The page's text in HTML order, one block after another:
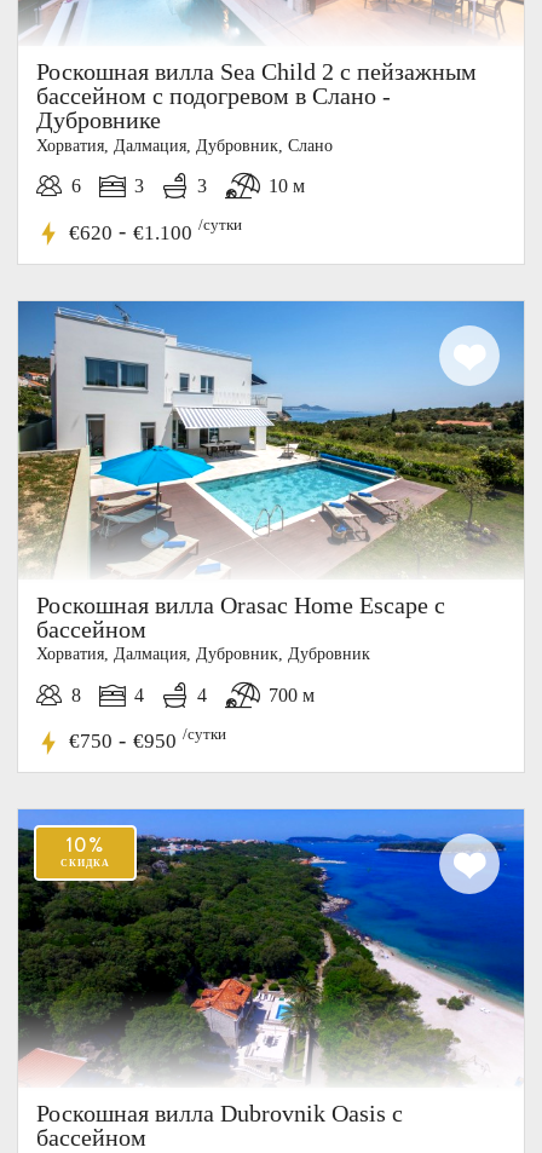
Роскошная вилла Sea Child 2 с пейзажным
бассейном с подогревом в Слано -
Дубровнике
Хорватия, Далмация, Дубровник, Слано
6 3 3 10 м
€620 - €1.100 /сутки
Роскошная вилла Orasac Home Escape с
бассейном
Хорватия, Далмация, Дубровник, Дубровник
8 4 4 700 м
€750 - €950 /сутки
Роскошная вилла Dubrovnik Oasis с
бассейном